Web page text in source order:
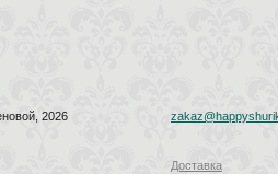
2026
Доставка